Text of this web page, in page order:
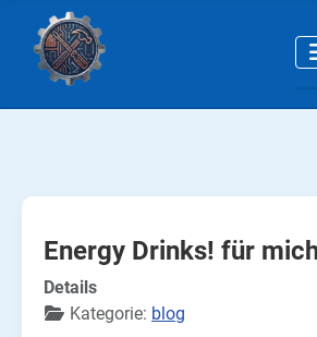
Energy Drinks! für
Details
Kategorie: blog